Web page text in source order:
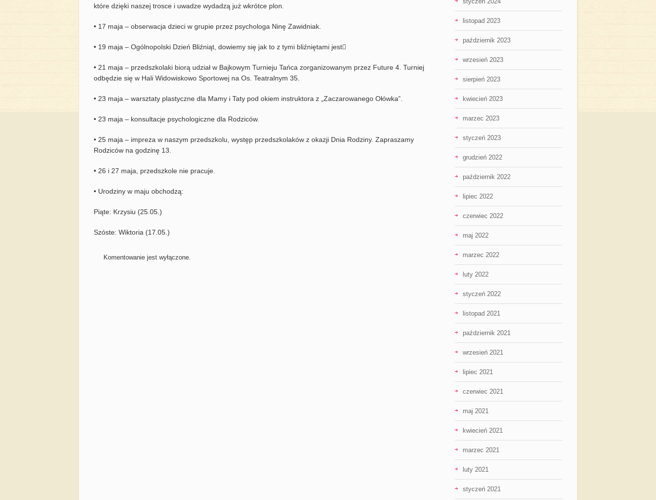
które dzięki naszej trosce i uwadze wydadzą już wkrótce plon.
• 17 maja – obserwacja dzieci w grupie przez psychologa Ninę Zawidniak.
• 19 maja – Ogólnopolski Dzień Bliźniąt, dowiemy się jak to z tymi bliźniętami jest
• 21 maja – przedszkolaki biorą udział w Bajkowym Turnieju Tańca zorganizowanym przez Future 4. Turniej
odbędzie się w Hali Widowiskowo Sportowej na Os. Teatralnym 35.
• 23 maja – warsztaty plastyczne dla Mamy i Taty pod okiem instruktora z „Zaczarowanego Ołówka”.
• 23 maja – konsultacje psychologiczne dla Rodziców.
• 25 maja – impreza w naszym przedszkolu, występ przedszkolaków z okazji Dnia Rodziny. Zapraszamy
Rodziców na godzinę 13.
• 26 i 27 maja, przedszkole nie pracuje.
• Urodziny w maju obchodzą:
Piąte: Krzysiu (25.05.)
Szóste: Wiktoria (17.05.)
Komentowanie jest wyłączone.
listopad 2023
październik 2023
wrzesień 2023
sierpień 2023
kwiecień 2023
marzec 2023
styczeń 2023
grudzień 2022
październik 2022
lipiec 2022
czerwiec 2022
maj 2022
marzec 2022
luty 2022
styczeń 2022
listopad 2021
październik 2021
wrzesień 2021
lipiec 2021
czerwiec 2021
maj 2021
kwiecień 2021
marzec 2021
luty 2021
styczeń 2021